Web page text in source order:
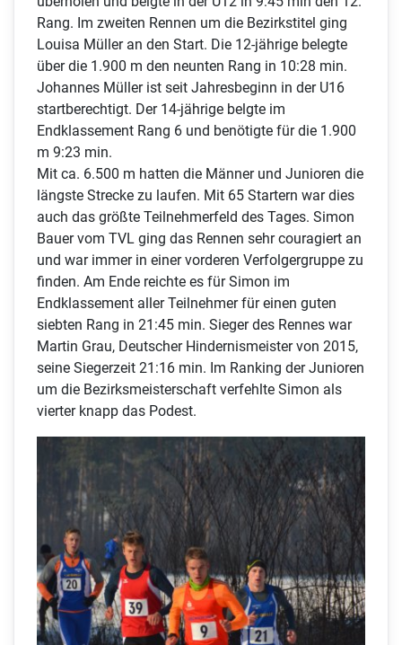
Rang. Im zweiten Rennen um die Bezirkstitel ging
Louisa Müller an den Start. Die 12-jährige belegte
über die 1.900 m den neunten Rang in 10:28 min.
Johannes Müller ist seit Jahresbeginn in der U16
startberechtigt. Der 14-jährige belgte im
Endklassement Rang 6 und benötigte für die 1.900
m 9:23 min.
Mit ca. 6.500 m hatten die Männer und Junioren die
längste Strecke zu laufen. Mit 65 Startern war dies
auch das größte Teilnehmerfeld des Tages. Simon
Bauer vom TVL ging das Rennen sehr couragiert an
und war immer in einer vorderen Verfolgergruppe zu
finden. Am Ende reichte es für Simon im
Endklassement aller Teilnehmer für einen guten
siebten Rang in 21:45 min. Sieger des Rennes war
Martin Grau, Deutscher Hindernismeister von 2015,
seine Siegerzeit 21:16 min. Im Ranking der Junioren
um die Bezirksmeisterschaft verfehlte Simon als
vierter knapp das Podest.